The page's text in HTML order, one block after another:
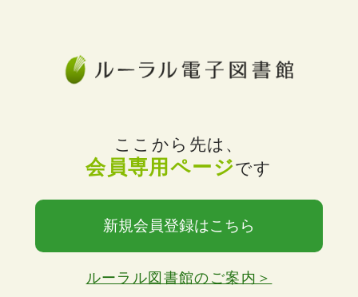
ここから先は、
会員専用ページです
新規会員登録はこちら
ルーラル図書館のご案内＞